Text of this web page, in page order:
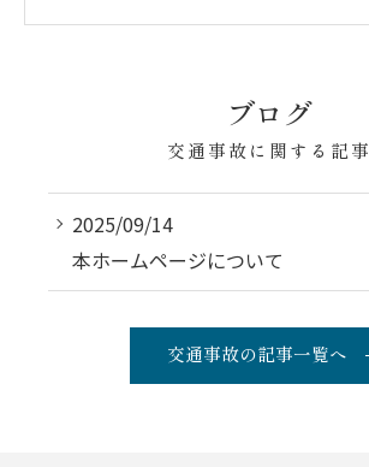
ブログ
交通事故に関する記事
2025/09/14
本ホームページについて
交通事故の記事一覧へ